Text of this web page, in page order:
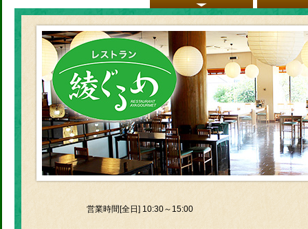
営業時間[全日] 10:30～15:00